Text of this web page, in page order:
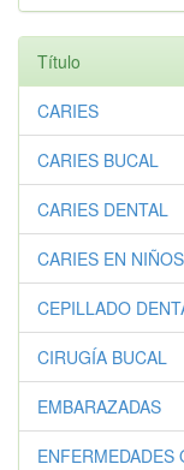
Título
CARIES
CARIES BUCAL
CARIES DENTAL
CARIES EN NIÑOS
CEPILLADO
CIRUGÍA BUCAL
EMBARAZADAS
ENFERMEDADES